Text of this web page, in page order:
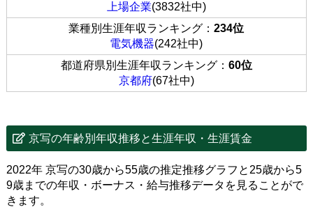
上場企業(3832社中)
業種別生涯年収ランキング：234位
電気機器(242社中)
都道府県別生涯年収ランキング： 60位
京都府(67社中)
京写の年齢別年収推移と生涯年収・生涯賃金
2022年 京写の30歳から55歳の推定推移グラフと25歳から5
9歳までの年収・ボーナス・給与推移データを見ることがで
きます。